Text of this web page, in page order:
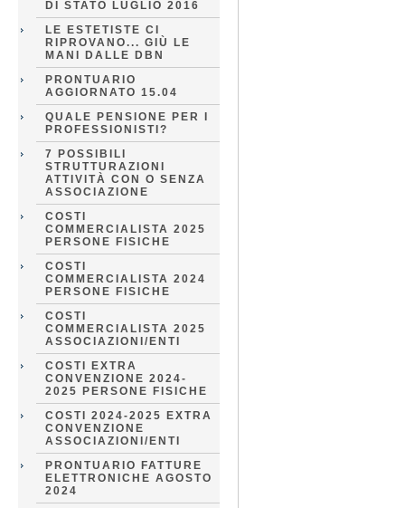
DI STATO LUGLIO 2016
LE ESTETISTE CI
RIPROVANO... GIÙ LE
MANI DALLE DBN
PRONTUARIO
AGGIORNATO 15.04
QUALE PENSIONE PER I
PROFESSIONISTI?
7 POSSIBILI
STRUTTURAZIONI
ATTIVITÀ CON O SENZA
ASSOCIAZIONE
COSTI
COMMERCIALISTA 2025
PERSONE FISICHE
COSTI
COMMERCIALISTA 2024
PERSONE FISICHE
COSTI
COMMERCIALISTA 2025
ASSOCIAZIONI/ENTI
COSTI EXTRA
CONVENZIONE 2024-
2025 PERSONE FISICHE
COSTI 2024-2025 EXTRA
CONVENZIONE
ASSOCIAZIONI/ENTI
PRONTUARIO FATTURE
ELETTRONICHE AGOSTO
2024